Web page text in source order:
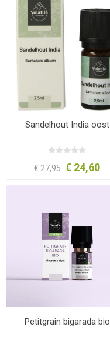
Sandelhout India oost
€ 27,95 € 24,60
Petitgrain bigarada bio